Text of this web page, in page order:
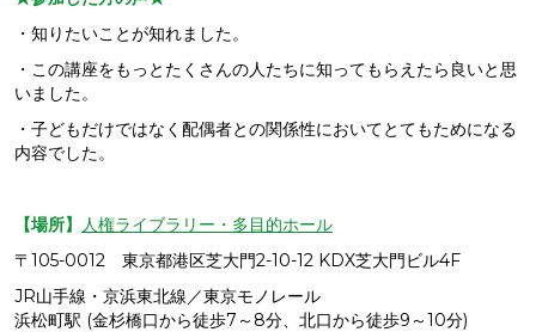
・知りたいことが知れました。
・この講座をもっとたくさんの人たちに知ってもらえたら良いと思
いました。
・子どもだけではなく配偶者との関係性においてとてもためになる
内容でした。
【場所】
人権ライブラリー・多目的ホール
〒105-0012 東京都港区芝大門2-10-12 KDX芝大門ビル4F
JR山手線・京浜東北線／東京モノレール
浜松町駅 (金杉橋口から徒歩7～8分、北口から徒歩9～10分)